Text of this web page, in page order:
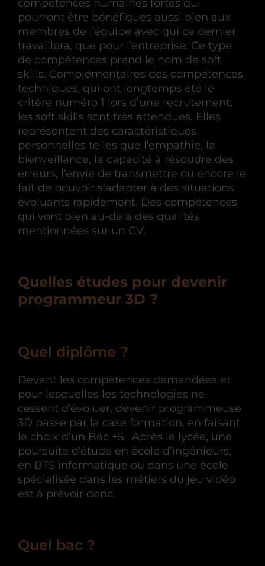
compétences humaines fortes qui
pourront être bénéfiques aussi bien aux
membres de l’équipe avec qui ce dernier
travaillera, que pour l’entreprise. Ce type
de compétences prend le nom de soft
skills. Complémentaires des compétences
techniques, qui ont longtemps été le
critère numéro 1 lors d’une recrutement,
les soft skills sont très attendues. Elles
représentent des caractéristiques
personnelles telles que l’empathie, la
bienveillance, la capacité à résoudre des
erreurs, l’envie de transmettre ou encore le
fait de pouvoir s’adapter à des situations
évoluants rapidement. Des compétences
qui vont bien au-delà des qualités
mentionnées sur un CV.
Quelles études pour devenir
programmeur 3D ?
Quel diplôme ?
Devant les compétences demandées et
pour lesquelles les technologies ne
cessent d’évoluer, devenir programmeuse
3D passe par la case formation, en faisant
le choix d’un Bac +5. Après le lycée, une
poursuite d’étude en école d’ingénieurs,
en BTS informatique ou dans une école
spécialisée dans les métiers du jeu vidéo
est à prévoir donc.
Quel bac ?